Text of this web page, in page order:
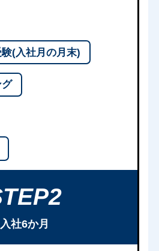
(入社月の月末)
グ
入社6か月